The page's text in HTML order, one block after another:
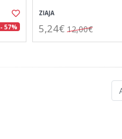
- 57%
ZIAJA
5,24€ 12,00€